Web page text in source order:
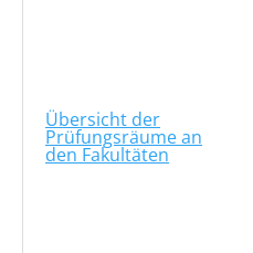
Übersicht der
Prüfungsräume an
den Fakultäten